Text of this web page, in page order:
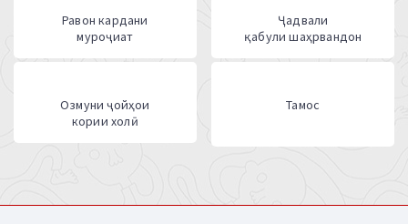
Равон кардани
муроҷиат
Ҷадвали
қабули шаҳрвандон
Озмуни ҷойҳои
кории холӣ
Тамос